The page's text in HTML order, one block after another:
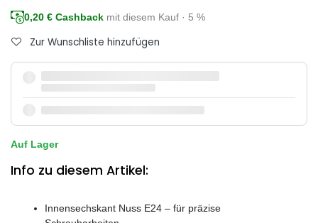
0,20 € Cashback mit diesem Kauf · 5 %
Zur Wunschliste hinzufügen
Auf Lager
Info zu diesem Artikel:
Innensechskant Nuss E24 – für präzise